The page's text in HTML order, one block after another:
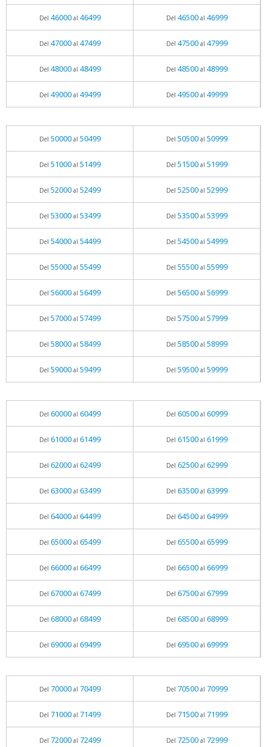
Del 46000al 46499 Del 46500al 46999
Del 47000al 47499 Del 47500al 47999
Del 48000al 48499 Del 48500al 48999
Del 49000al 49499 Del 49500al 49999
Del 50000al 50499 Del 50500al 50999
Del 51000al 51499 Del 51500al 51999
Del 52000al 52499 Del 52500al 52999
Del 53000al 53499 Del 53500al 53999
Del 54000al 54499 Del 54500al 54999
Del 55000al 55499 Del 55500al 55999
Del 56000al 56499 Del 56500al 56999
Del 57000al 57499 Del 57500al 57999
Del 58000al 58499 Del 58500al 58999
Del 59000al 59499 Del 59500al 59999
Del 60000al 60499 Del 60500al 60999
Del 61000al 61499 Del 61500al 61999
Del 62000al 62499 Del 62500al 62999
Del 63000al 63499 Del 63500al 63999
Del 64000al 64499 Del 64500al 64999
Del 65000al 65499 Del 65500al 65999
Del 66000al 66499 Del 66500al 66999
Del 67000al 67499 Del 67500al 67999
Del 68000al 68499 Del 68500al 68999
Del 69000al 69499 Del 69500al 69999
Del 70000al 70499 Del 70500al 70999
Del 71000al 71499 Del 71500al 71999
Del 72000al 72499 Del 72500al 72999